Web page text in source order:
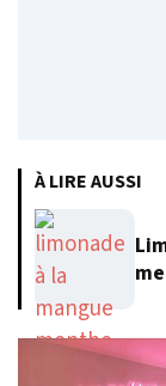
À LIRE AUSSI